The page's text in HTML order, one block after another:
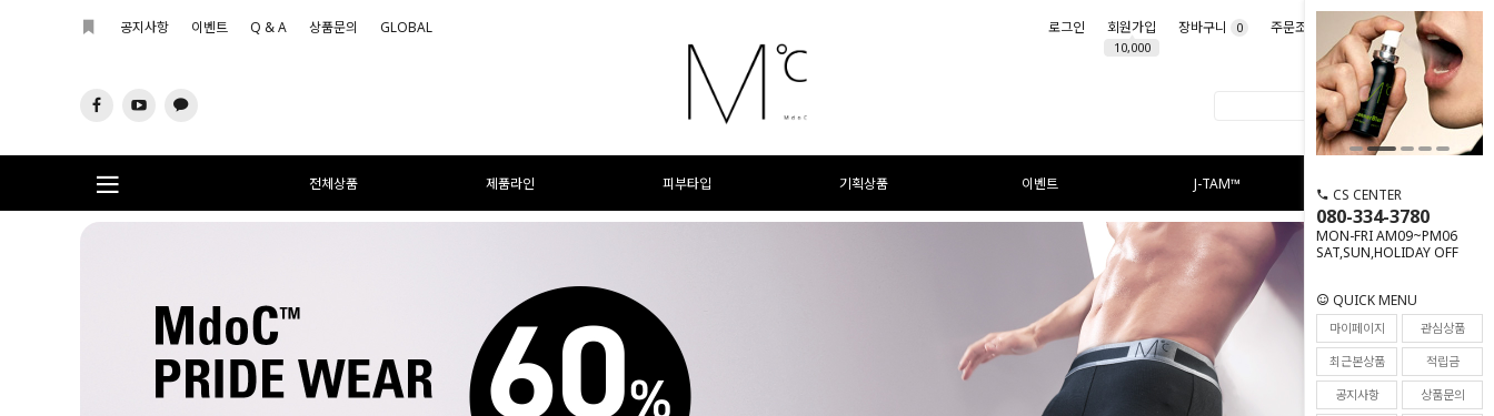
공지사항 이벤트 Q & A 상품문의 GLOBAL 로그인 회원가입
10,000
장바구니 0 주문조회 마이페이지
전체상품 제품라인 피부타입 기획상품 이벤트 J-TAM™
CS CENTER
080-334-3780
MON-FRI AM09~PM06
SAT,SUN,HOLIDAY OFF
QUICK MENU
마이페이지
관심상품
최근본상품
적립금
공지사항
상품문의